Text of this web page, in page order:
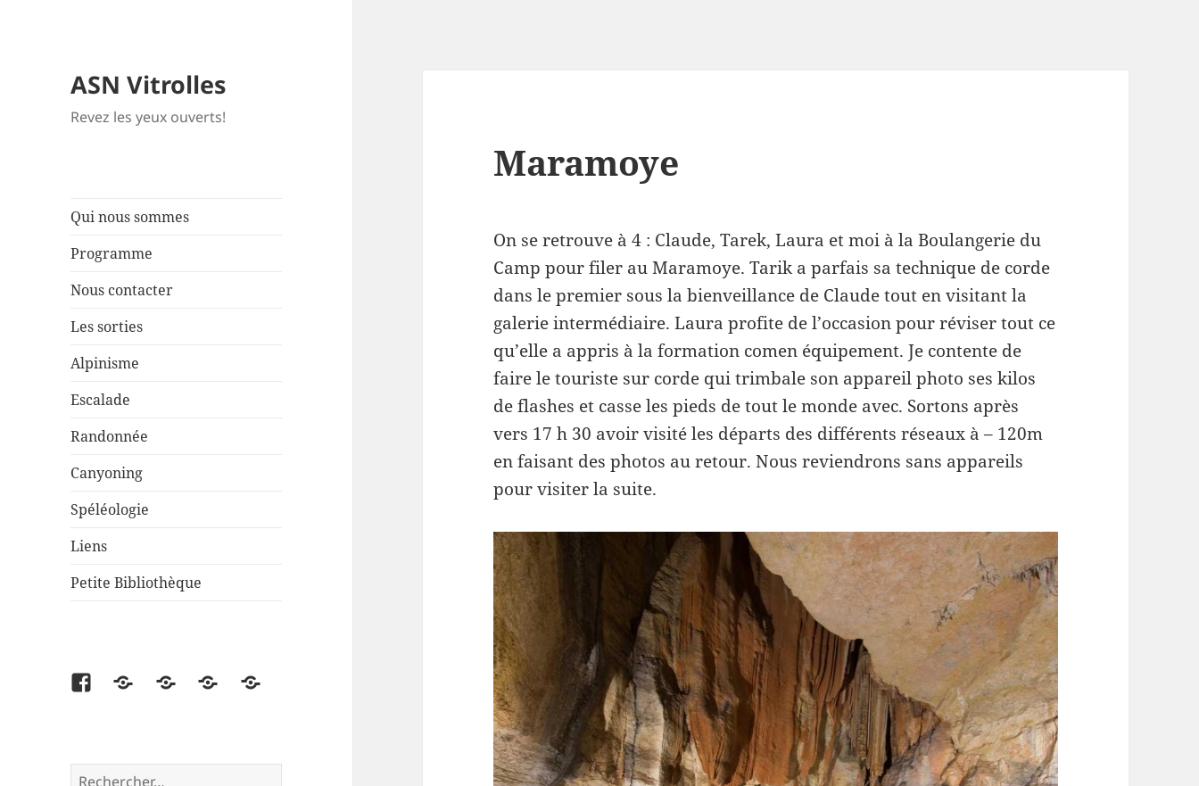
ASN Vitrolles
Revez les yeux ouverts!
Qui nous sommes
Programme
Nous contacter
Les sorties
Alpinisme
Escalade
Randonnée
Canyoning
Spéléologie
Liens
Petite Bibliothèque
FacebookPartenaire
Liens CartesPetite
Rechercher :
Maramoye
On se retrouve à 4 : Claude, Tarek, Laura et moi à la Boulangerie du
Camp pour filer au Maramoye. Tarik a parfais sa technique de corde
dans le premier sous la bienveillance de Claude tout en visitant la
galerie intermédiaire. Laura profite de l’occasion pour réviser tout ce
qu’elle a appris à la formation comen équipement. Je contente de
faire le touriste sur corde qui trimbale son appareil photo ses kilos
de flashes et casse les pieds de tout le monde avec. Sortons après
vers 17 h 30 avoir visité les départs des différents réseaux à – 120m
en faisant des photos au retour. Nous reviendrons sans appareils
pour visiter la suite.